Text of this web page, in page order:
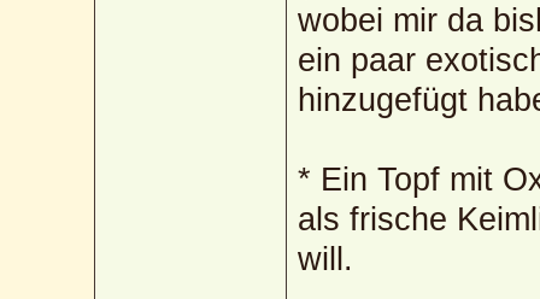
wobei mir da
ein paar
hinzugefügt
* Ein Topf mit
als frische
will.